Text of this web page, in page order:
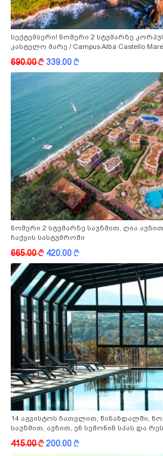
სექტემბერი! ნომერი 2 სტუმარზე
კასტელო მარე / Campus Alba Castello
-სგან!
690.00k 339.00k
ნომერი 2 სტუმარზე საუზმით, ღია
ჩაქვის სასტუმროში
665.00k 420.00k
14 აგვისტოს ჩათვლით, წინანდალში,
საუზმით, აუზით, ენ სემონინ სპას და
415.00k200.00k